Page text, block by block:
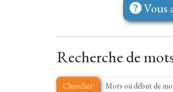
Vous
Recherche de
Chercher